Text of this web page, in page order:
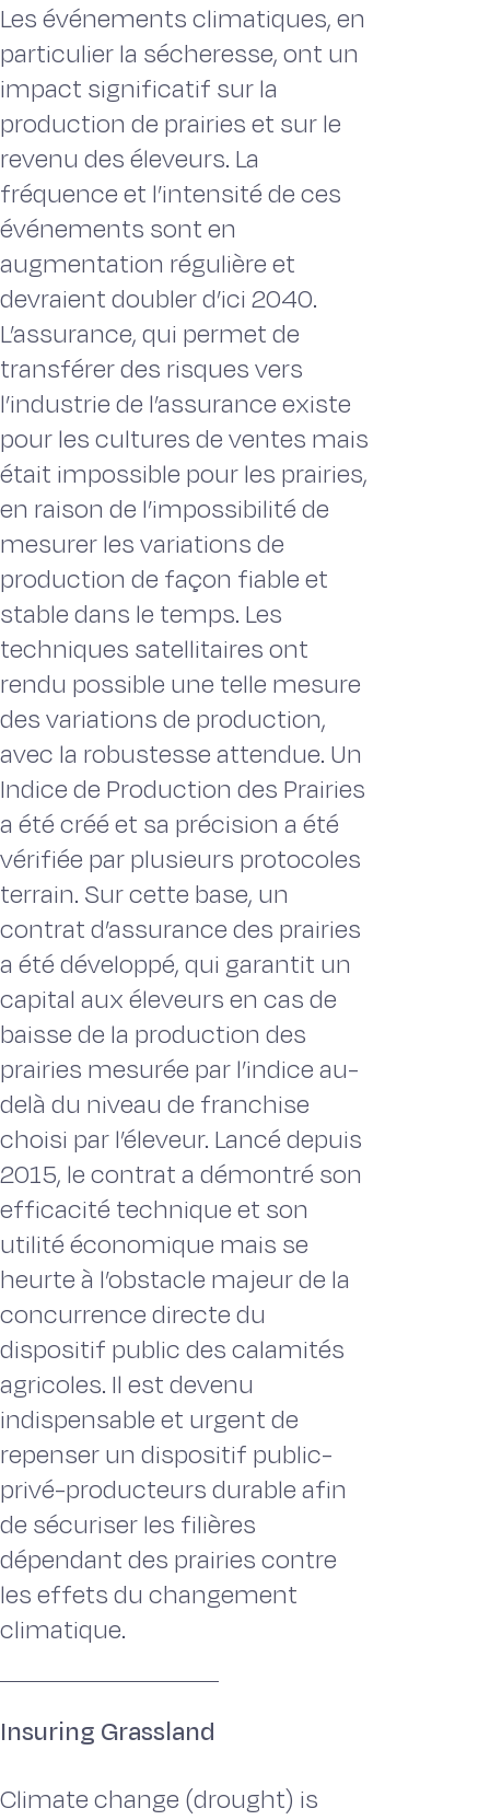
Les événements climatiques, en
particulier la sécheresse, ont un
impact significatif sur la
production de prairies et sur le
revenu des éleveurs. La
fréquence et l’intensité de ces
événements sont en
augmentation régulière et
devraient doubler d’ici 2040.
L’assurance, qui permet de
transférer des risques vers
l’industrie de l’assurance existe
pour les cultures de ventes mais
était impossible pour les prairies,
en raison de l’impossibilité de
mesurer les variations de
production de façon fiable et
stable dans le temps. Les
techniques satellitaires ont
rendu possible une telle mesure
des variations de production,
avec la robustesse attendue. Un
Indice de Production des Prairies
a été créé et sa précision a été
vérifiée par plusieurs protocoles
terrain. Sur cette base, un
contrat d’assurance des prairies
a été développé, qui garantit un
capital aux éleveurs en cas de
baisse de la production des
prairies mesurée par l’indice au-
delà du niveau de franchise
choisi par l’éleveur. Lancé depuis
2015, le contrat a démontré son
efficacité technique et son
utilité économique mais se
heurte à l’obstacle majeur de la
concurrence directe du
dispositif public des calamités
agricoles. Il est devenu
indispensable et urgent de
repenser un dispositif public-
privé-producteurs durable afin
de sécuriser les filières
dépendant des prairies contre
les effets du changement
climatique.
Insuring Grassland
Climate change (drought) is